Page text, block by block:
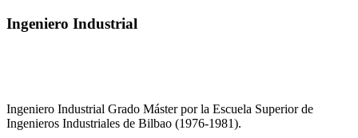
Ingeniero Industrial
Ingeniero Industrial Grado Máster por la Escuela Superior de
Ingenieros Industriales de Bilbao (1976-1981).